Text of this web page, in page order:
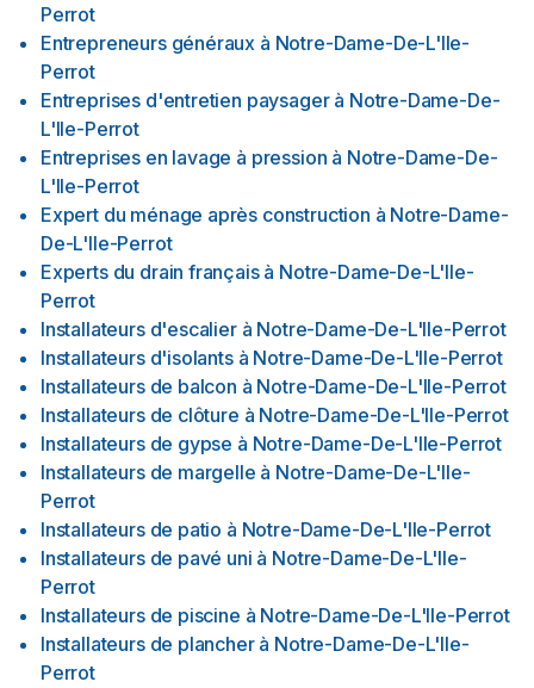
Perrot
Entrepreneurs généraux à Notre-Dame-De-L'Ile-
Perrot
Entreprises d'entretien paysager à Notre-Dame-De-
L'Ile-Perrot
Entreprises en lavage à pression à Notre-Dame-De-
L'Ile-Perrot
Expert du ménage après construction à Notre-Dame-
De-L'Ile-Perrot
Experts du drain français à Notre-Dame-De-L'Ile-
Perrot
Installateurs d'escalier à Notre-Dame-De-L'Ile-Perrot
Installateurs d'isolants à Notre-Dame-De-L'Ile-Perrot
Installateurs de balcon à Notre-Dame-De-L'Ile-Perrot
Installateurs de clôture à Notre-Dame-De-L'Ile-Perrot
Installateurs de gypse à Notre-Dame-De-L'Ile-Perrot
Installateurs de margelle à Notre-Dame-De-L'Ile-
Perrot
Installateurs de patio à Notre-Dame-De-L'Ile-Perrot
Installateurs de pavé uni à Notre-Dame-De-L'Ile-
Perrot
Installateurs de piscine à Notre-Dame-De-L'Ile-Perrot
Installateurs de plancher à Notre-Dame-De-L'Ile-
Perrot